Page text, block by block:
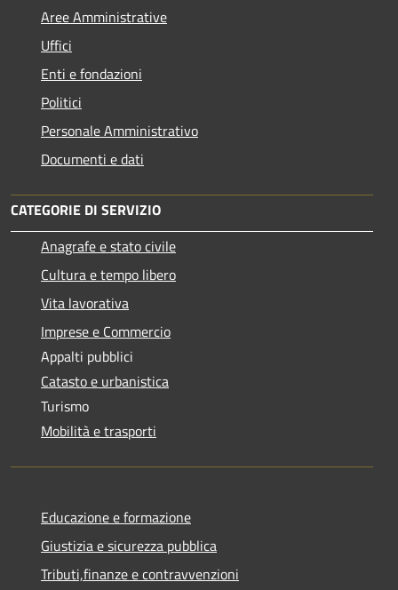
Aree Amministrative
Uffici
Enti e fondazioni
Politici
Personale Amministrativo
Documenti e dati
CATEGORIE DI SERVIZIO
Anagrafe e stato civile
Cultura e tempo libero
Vita lavorativa
Imprese e Commercio
Appalti pubblici
Catasto e urbanistica
Turismo
Mobilità e trasporti
Educazione e formazione
Giustizia e sicurezza pubblica
Tributi,finanze e contravvenzioni